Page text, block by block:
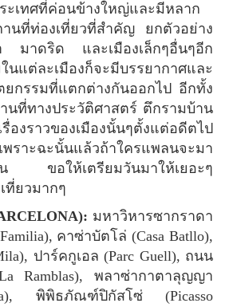
านที่ท่องเที่ยวที่สำคัญ ยกตัวอย่าง
มาดริด และเมืองเล็กๆอื่นๆอีก
ต่ละเมืองก็จะมีบรรยากาศและ
กรรมที่แตกต่างกันออกไป อีกทั้ง
ที่ทางประวัติศาสตร์ ตึกรามบ้าน
องราวของเมืองนั้นๆตั้งแต่อดีตไป
าะฉะนั้นแล้วถ้าใครแพลนจะมา
ปน ขอให้เตรียมวันมาให้เยอะๆ
ที่ยวมากๆ
มหาวิหารซากราดา
คาซ่าบัตโล่ (Casa Batllo),
ปาร์คกูเอล (Parc Guell), ถนน
Ramblas), พลาซ่ากาตาลุญญา
พิพิธภัณฑ์ปิกัสโซ่ (Picasso